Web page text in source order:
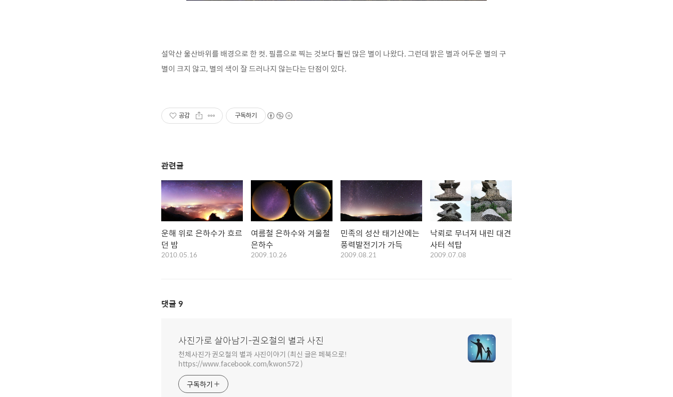
설악산 울산바위를 배경으로 한 컷. 필름으로 찍는 것보다 훨씬 많은 별이 나왔다. 그런데 밝은 별과 어두운 별의 구
별이 크지 않고, 별의 색이 잘 드러나지 않는다는 단점이 있다.
공감 구독하기
관련글
운해 위로 은하수가 흐르
던 밤
2010.05.16
여름철 은하수와 겨울철
은하수
2009.10.26
민족의 성산 태기산에는
풍력발전기가 가득
2009.08.21
낙뢰로 무너져 내린 대견
사터 석탑
2009.07.08
댓글 9
사진가로 살아남기-권오철의 별과 사진
천체사진가 권오철의 별과 사진이야기 (최신 글은 페북으로!
https://www.facebook.com/kwon572 )
구독하기